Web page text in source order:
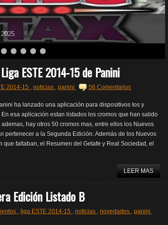
ESTE 2014-15 de Panini
2014-15 , noticias , panini 56 Comentarios
ha lanzado una aplicación para dispositivos Ios y
esa aplicación estan listados los cromos que han salido
hay otros 50 cromos mas, entre ellos los Nuevos
pertenecer a la Segunda Edición. Además de los Nuevos
faltaban, el Resumen del Getafe y Real Sociedad, el
LEER MAS
Edición Listado B
, liga ESTE 2014-15 , noticias , novedades , panini